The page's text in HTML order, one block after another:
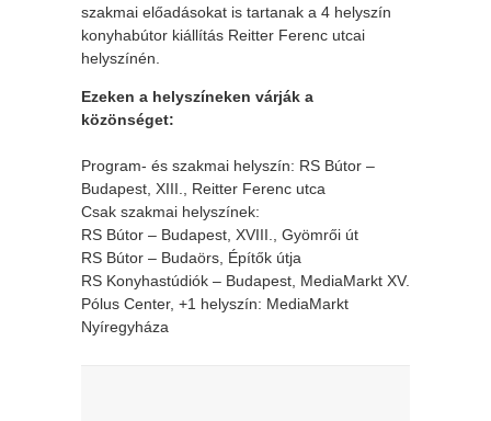
szakmai előadásokat is tartanak a 4 helyszín
konyhabútor kiállítás Reitter Ferenc utcai
helyszínén.
Ezeken a helyszíneken várják a
közönséget:
Program- és szakmai helyszín: RS Bútor –
Budapest, XIII., Reitter Ferenc utca
Csak szakmai helyszínek:
RS Bútor – Budapest, XVIII., Gyömrői út
RS Bútor – Budaörs, Építők útja
RS Konyhastúdiók – Budapest, MediaMarkt XV.
Pólus Center, +1 helyszín: MediaMarkt
Nyíregyháza